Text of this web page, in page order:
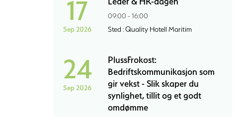
17
Sep 2026
09:00 - 16:00
Sted : Quality Hotell Maritim
24
Sep 2026
PlussFrokost:
Bedriftskommunikasjon som
gir vekst - Slik skaper du
synlighet, tillit og et godt
omdømme